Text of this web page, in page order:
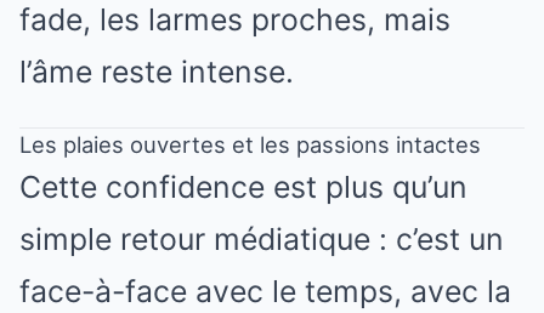
fade, les larmes proches, mais
l’âme reste intense.
Les plaies ouvertes et les passions intactes
Cette confidence est plus qu’un
simple retour médiatique : c’est un
face-à-face avec le temps, avec la